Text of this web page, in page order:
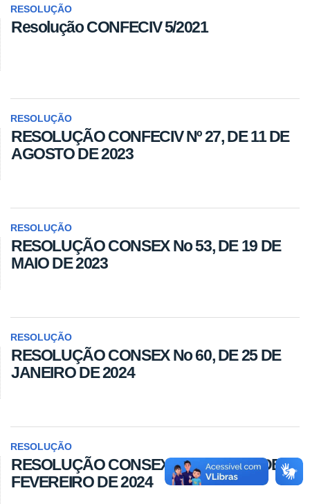
RESOLUÇÃO
Resolução CONFECIV 5/2021
RESOLUÇÃO
RESOLUÇÃO CONFECIV Nº 27, DE 11 DE
AGOSTO DE 2023
RESOLUÇÃO
RESOLUÇÃO CONSEX No 53, DE 19 DE
MAIO DE 2023
RESOLUÇÃO
RESOLUÇÃO CONSEX No 60, DE 25 DE
JANEIRO DE 2024
RESOLUÇÃO
RESOLUÇÃO CONSEX No 61, DE 23 DE
FEVEREIRO DE 2024